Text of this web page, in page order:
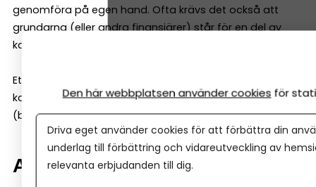
genomföra på egen hand. Ofta krävs det också att
grundarna (eller andra finansiärer) står för en del av
kapitalbehovet.
Ett vanligt exempel är att Almi kan stå för 50 % av
kapitalbehovet om grundarna står för resterande 50 %
(banken måste således inte vara med).
Affärsidén väger tungt
Den här webbplatsen använder cookies för
Driva eget använder cookies för att förbättra din
underlag till förbättring och vidareutveckling av
relevanta erbjudanden till dig.